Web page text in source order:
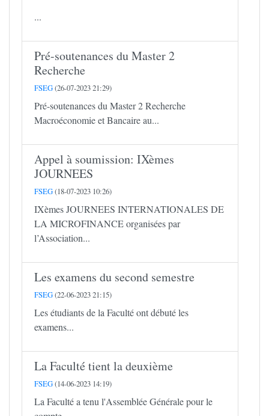
...
Pré-soutenances du Master 2
Recherche
FSEG(26-07-2023 21:29)
Pré-soutenances du Master 2 Recherche
Macroéconomie et Bancaire au...
Appel à soumission: IXèmes
JOURNEES
FSEG(18-07-2023 10:26)
IXèmes JOURNEES INTERNATIONALES DE
LA MICROFINANCE organisées par
l’Association...
Les examens du second semestre
FSEG(22-06-2023 21:15)
Les étudiants de la Faculté ont débuté les
examens...
La Faculté tient la deuxième
FSEG(14-06-2023 14:19)
La Faculté a tenu l'Assemblée Générale pour le